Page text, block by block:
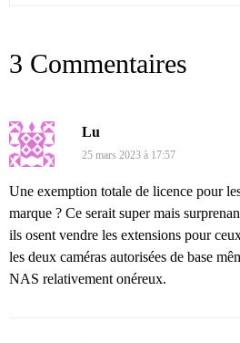
3 Commentaires
Lu
25 mars 2023 à 17:57
Une exemption totale de licence pour
marque ? Ce serait super mais
ils osent vendre les extensions pour
les deux caméras autorisées de base
NAS relativement onéreux.